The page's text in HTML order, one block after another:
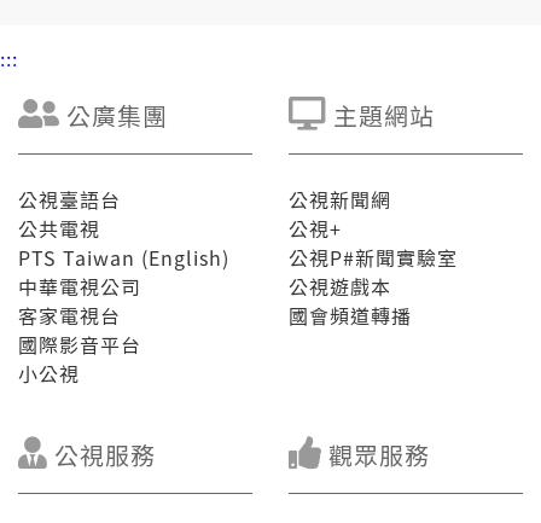
:::
公廣集團
公視臺語台
公共電視
PTS Taiwan (English)
中華電視公司
客家電視台
國際影音平台
小公視
主題網站
公視新聞網
公視+
公視P#新聞實驗室
公視遊戲本
國會頻道轉播
公視服務 觀眾服務